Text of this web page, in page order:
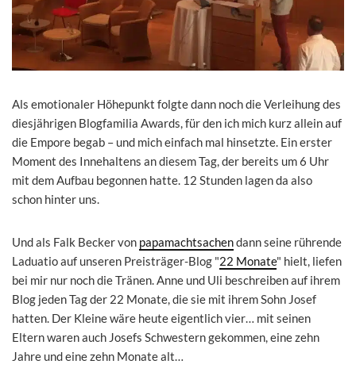
Als emotionaler Höhepunkt folgte dann noch die Verleihung des
diesjährigen Blogfamilia Awards, für den ich mich kurz allein auf
die Empore begab – und mich einfach mal hinsetzte. Ein erster
Moment des Innehaltens an diesem Tag, der bereits um 6 Uhr
mit dem Aufbau begonnen hatte. 12 Stunden lagen da also
schon hinter uns.
Und als Falk Becker von papamachtsachendann seine rührende
Laduatio auf unseren Preisträger-Blog "22 Monate" hielt, liefen
bei mir nur noch die Tränen. Anne und Uli beschreiben auf ihrem
Blog jeden Tag der 22 Monate, die sie mit ihrem Sohn Josef
hatten. Der Kleine wäre heute eigentlich vier… mit seinen
Eltern waren auch Josefs Schwestern gekommen, eine zehn
Jahre und eine zehn Monate alt…